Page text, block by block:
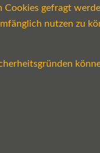
gefragt
nutzen zu